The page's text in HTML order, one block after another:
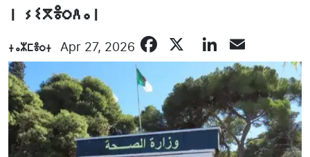
ⵏ ⵢⵉⴳⴻⵔⴷⴰⵏ
ⵜⴰⵣⵎⴻⵔⵜ Apr 27, 2026 FacebookLinkedIn